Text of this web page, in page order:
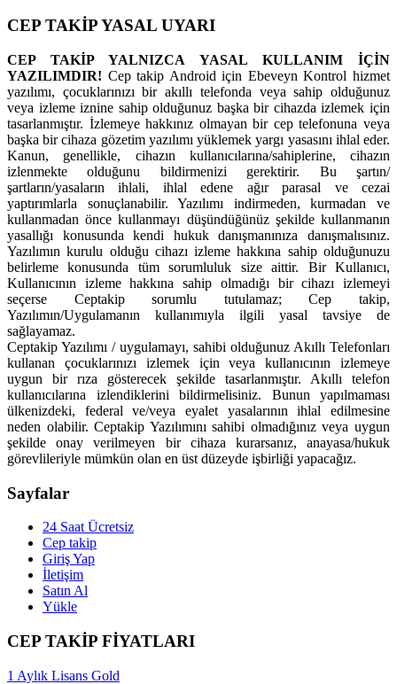
CEP TAKİP YASAL UYARI
CEP TAKİP YALNIZCA YASAL KULLANIM İÇİN
YAZILIMDIR! Cep takip Android için Ebeveyn Kontrol hizmet
yazılımı, çocuklarınızı bir akıllı telefonda veya sahip olduğunuz
veya izleme iznine sahip olduğunuz başka bir cihazda izlemek için
tasarlanmıştır. İzlemeye hakkınız olmayan bir cep telefonuna veya
başka bir cihaza gözetim yazılımı yüklemek yargı yasasını ihlal eder.
Kanun, genellikle, cihazın kullanıcılarına/sahiplerine, cihazın
izlenmekte olduğunu bildirmenizi gerektirir. Bu şartın/
şartların/yasaların ihlali, ihlal edene ağır parasal ve cezai
yaptırımlarla sonuçlanabilir. Yazılımı indirmeden, kurmadan ve
kullanmadan önce kullanmayı düşündüğünüz şekilde kullanmanın
yasallığı konusunda kendi hukuk danışmanınıza danışmalısınız.
Yazılımın kurulu olduğu cihazı izleme hakkına sahip olduğunuzu
belirleme konusunda tüm sorumluluk size aittir. Bir Kullanıcı,
Kullanıcının izleme hakkına sahip olmadığı bir cihazı izlemeyi
seçerse Ceptakip sorumlu tutulamaz; Cep takip,
Yazılımın/Uygulamanın kullanımıyla ilgili yasal tavsiye de
sağlayamaz.
Ceptakip Yazılımı / uygulamayı, sahibi olduğunuz Akıllı Telefonları
kullanan çocuklarınızı izlemek için veya kullanıcının izlemeye
uygun bir rıza gösterecek şekilde tasarlanmıştır. Akıllı telefon
kullanıcılarına izlendiklerini bildirmelisiniz. Bunun yapılmaması
ülkenizdeki, federal ve/veya eyalet yasalarının ihlal edilmesine
neden olabilir. Ceptakip Yazılımını sahibi olmadığınız veya uygun
şekilde onay verilmeyen bir cihaza kurarsanız, anayasa/hukuk
görevlileriyle mümkün olan en üst düzeyde işbirliği yapacağız.
Sayfalar
24 Saat Ücretsiz
Cep takip
Giriş Yap
İletişim
Satın Al
Yükle
CEP TAKİP FİYATLARI
1 Aylık Lisans Gold